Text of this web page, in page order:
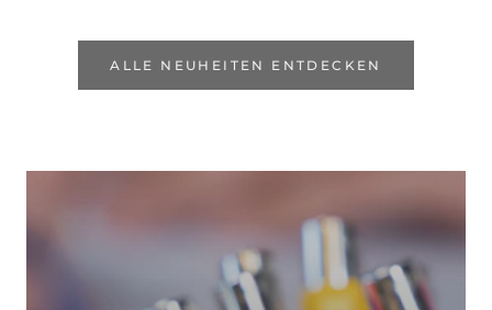
ALLE NEUHEITEN ENTDECKEN